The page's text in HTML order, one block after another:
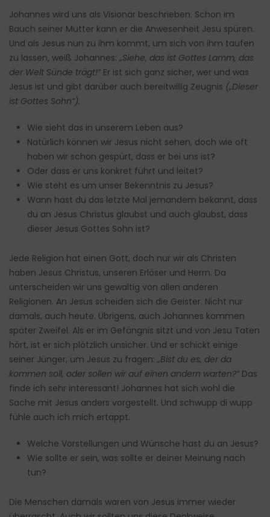
Johannes wird uns als Visionär beschrieben. Schon im
Bauch seiner Mutter kann er die Anwesenheit Jesu spüren.
Und als Jesus nun zu ihm kommt, um sich von ihm taufen
zu lassen, weiß Johannes:„Siehe, das ist Gottes Lamm, das
der Welt Sünde trägt!“ Er ist sich ganz sicher, wer und was
Jesus ist und gibt darüber auch bereitwillig Zeugnis („Dieser
ist Gottes Sohn“).
Wie sieht das in unserem Leben aus?
Natürlich können wir Jesus nicht sehen, doch wie oft
haben wir schon gespürt, dass er bei uns ist?
Oder dass er uns konkret führt und leitet?
Wie steht es um unser Bekenntnis zu Jesus?
Wann hast du das letzte Mal jemandem bekannt, dass
du an Jesus Christus glaubst und auch glaubst, dass
dieser Jesus Gottes Sohn ist?
Jede Religion hat einen Gott, doch nur wir als Christen
haben Jesus Christus, unseren Erlöser und Herrn. Da
unterscheiden wir uns gewaltig von allen anderen
Religionen. An Jesus scheiden sich die Geister. Nicht nur
damals, auch heute. Übrigens, auch Johannes kommen
später Zweifel. Als er im Gefängnis sitzt und von Jesu Taten
hört, ist er sich plötzlich unsicher. Und er schickt einige
seiner Jünger, um Jesus zu fragen:„Bist du es, der da
kommen soll, oder sollen wir auf einen andern warten?“ Das
finde ich sehr interessant! Johannes hat sich wohl die
Sache mit Jesus anders vorgestellt. Und schwupp di wupp
fühle auch ich mich ertappt.
Welche Vorstellungen und Wünsche hast du an Jesus?
Wie sollte er sein, was sollte er deiner Meinung nach
tun?
Die Menschen damals waren von Jesus immer wieder